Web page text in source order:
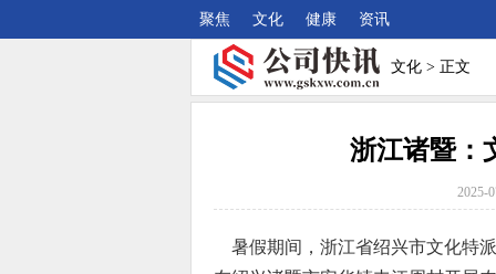
聚焦 文化 健康 资讯
文化 > 正文
浙江诸暨：
2025-
暑假期间，浙江省绍兴市文化特